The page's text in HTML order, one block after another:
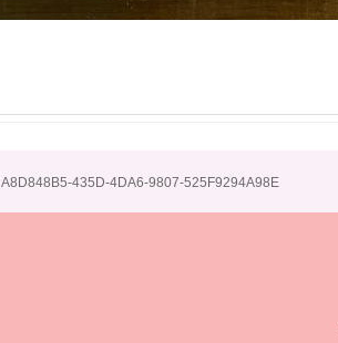
A8D848B5-435D-4DA6-9807-525F9294A98E